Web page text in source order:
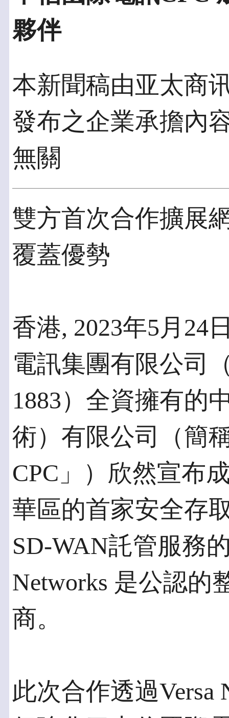
夥伴
本新聞稿由亚太商
發布之企業承擔內
無關
雙方首次合作擴展
覆蓋優勢
香港, 2023年5月24
電訊集團有限公司
1883）全資擁有的
術）有限公司（簡
CPC」）欣然宣布
華區的首家安全存
SD-WAN託管服務
Networks 是公認的
商。
此次合作透過Versa